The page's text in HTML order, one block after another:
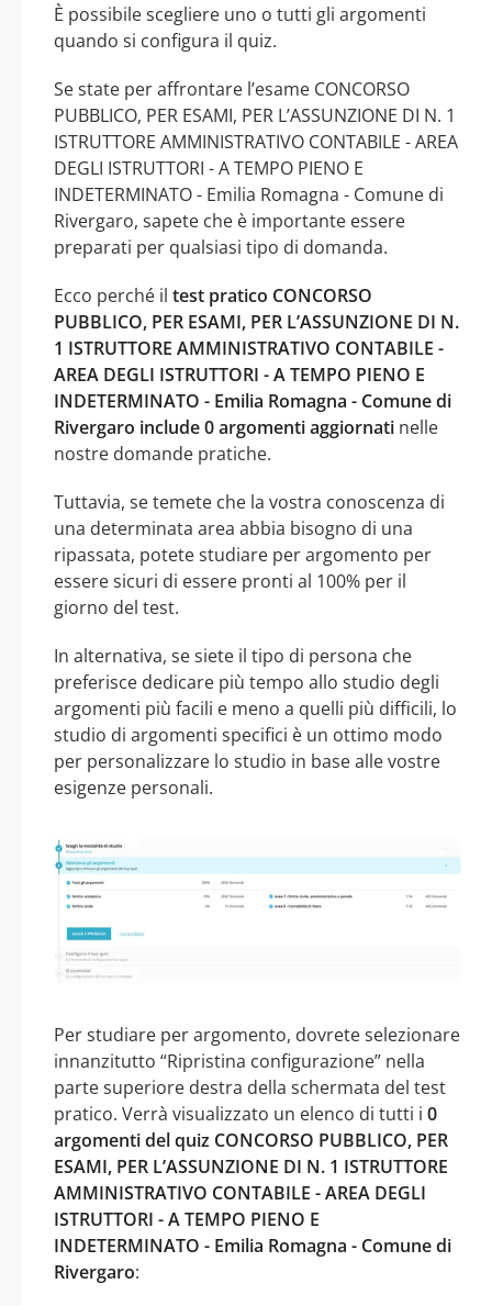
È possibile scegliere uno o tutti gli argomenti
quando si configura il quiz.
Se state per affrontare l’esame CONCORSO
PUBBLICO, PER ESAMI, PER L’ASSUNZIONE DI N. 1
ISTRUTTORE AMMINISTRATIVO CONTABILE - AREA
DEGLI ISTRUTTORI - A TEMPO PIENO E
INDETERMINATO - Emilia Romagna - Comune di
Rivergaro, sapete che è importante essere
preparati per qualsiasi tipo di domanda.
Ecco perché il test pratico CONCORSO
PUBBLICO, PER ESAMI, PER L’ASSUNZIONE DI N.
1 ISTRUTTORE AMMINISTRATIVO CONTABILE -
AREA DEGLI ISTRUTTORI - A TEMPO PIENO E
INDETERMINATO - Emilia Romagna - Comune di
Rivergaro include 0 argomenti aggiornati nelle
nostre domande pratiche.
Tuttavia, se temete che la vostra conoscenza di
una determinata area abbia bisogno di una
ripassata, potete studiare per argomento per
essere sicuri di essere pronti al 100% per il
giorno del test.
In alternativa, se siete il tipo di persona che
preferisce dedicare più tempo allo studio degli
argomenti più facili e meno a quelli più difficili, lo
studio di argomenti specifici è un ottimo modo
per personalizzare lo studio in base alle vostre
esigenze personali.
Per studiare per argomento, dovrete selezionare
innanzitutto “Ripristina configurazione” nella
parte superiore destra della schermata del test
pratico. Verrà visualizzato un elenco di tutti i 0
argomenti del quiz CONCORSO PUBBLICO, PER
ESAMI, PER L’ASSUNZIONE DI N. 1 ISTRUTTORE
AMMINISTRATIVO CONTABILE - AREA DEGLI
ISTRUTTORI - A TEMPO PIENO E
INDETERMINATO - Emilia Romagna - Comune di
Rivergaro: